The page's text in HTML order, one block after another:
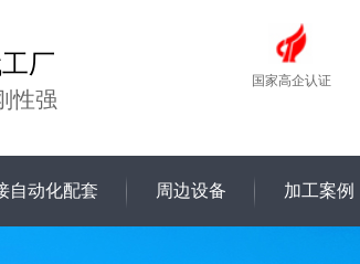
厂
性强
国家高企认证
自动化配套 周边设备 加工案例